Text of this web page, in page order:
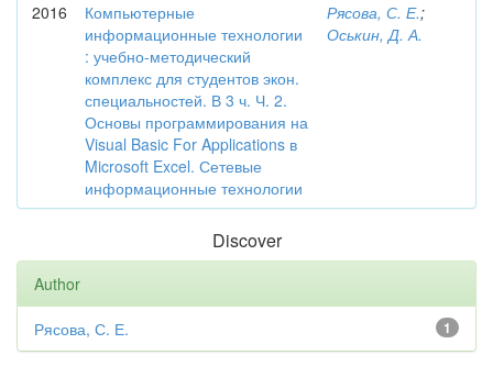
2016
Компьютерные
информационные технологии
: учебно-методический
комплекс для студентов экон.
специальностей. В 3 ч. Ч. 2.
Основы программирования на
Visual Basic For Applications в
Microsoft Excel. Сетевые
информационные технологии
Рясова, С. Е.;
Оськин, Д. А.
Discover
Author
1
Рясова, С. Е.